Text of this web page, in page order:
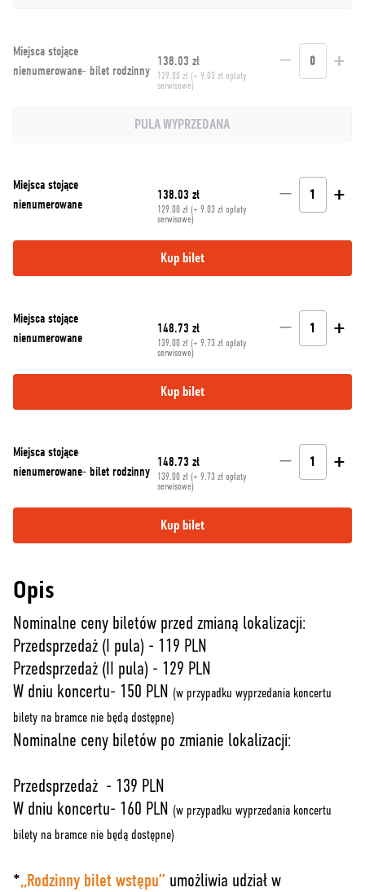
Miejsca stojące
nienumerowane- bilet rodzinny
138.03 zł
129.00 zł (+ 9.03 zł opłaty
serwisowe)
− 0 +
PULA WYPRZEDANA
Miejsca stojące
nienumerowane
138.03 zł
129.00 zł (+ 9.03 zł opłaty
serwisowe)
− 1 +
Kup bilet
Miejsca stojące
nienumerowane
148.73 zł
139.00 zł (+ 9.73 zł opłaty
serwisowe)
− 1 +
Kup bilet
Miejsca stojące
nienumerowane- bilet rodzinny
148.73 zł
139.00 zł (+ 9.73 zł opłaty
serwisowe)
− 1 +
Kup bilet
Opis
Nominalne ceny biletów przed zmianą lokalizacji:
Przedsprzedaż (I pula) - 119 PLN
Przedsprzedaż (II pula) - 129 PLN
W dniu koncertu- 150 PLN (w przypadku wyprzedania koncertu
bilety na bramce nie będą dostępne)
Nominalne ceny biletów po zmianie lokalizacji:
Przedsprzedaż - 139 PLN
W dniu koncertu- 160 PLN (w przypadku wyprzedania koncertu
bilety na bramce nie będą dostępne)
*„Rodzinny bilet wstępu” umożliwia udział w